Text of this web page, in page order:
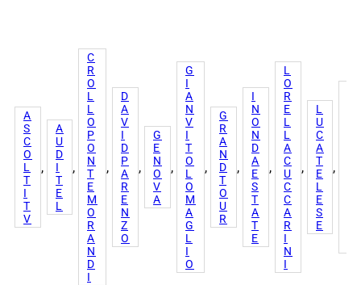
A
S
C
O
L
T
I
T
V
,
A
U
D
I
T
E
L
,
C
R
O
L
L
O
P
O
N
T
E
M
O
R
A
N
D
I
,
D
A
V
I
D
P
A
R
E
N
Z
O
,
G
E
N
O
V
A
,
G
I
A
N
V
I
T
O
L
O
M
A
G
L
I
O
,
G
R
A
N
D
T
O
U
R
,
I
N
O
N
D
A
E
S
T
A
T
E
,
L
O
R
E
L
L
A
C
U
C
C
A
R
I
N
I
,
L
U
C
A
T
E
L
E
S
E
,